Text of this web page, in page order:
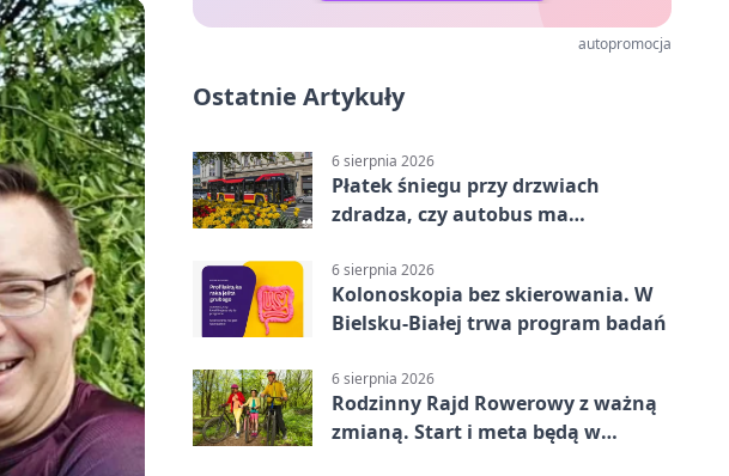
autopromocja
Ostatnie Artykuły
6 sierpnia 2026
Płatek śniegu przy drzwiach
zdradza, czy autobus ma
6 sierpnia 2026
Kolonoskopia bez skierowania. W
Bielsku-Białej trwa program badań
6 sierpnia 2026
Rodzinny Rajd Rowerowy z ważną
zmianą. Start i meta będą w